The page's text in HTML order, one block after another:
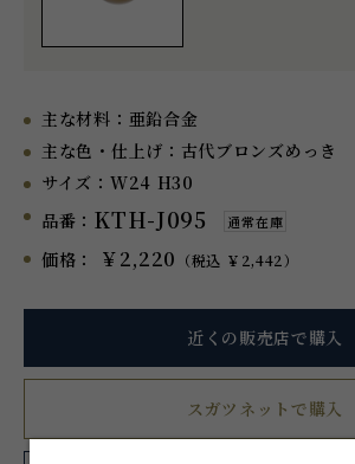
主な材料： 亜鉛合金
主な色・仕上げ： 古代ブロンズめっき
サイズ： W24 H30
品番： KTH-J095 通常在庫
価格： ￥2,220 （税込 ￥2,442）
近くの販売店で購入
スガツネットで購入